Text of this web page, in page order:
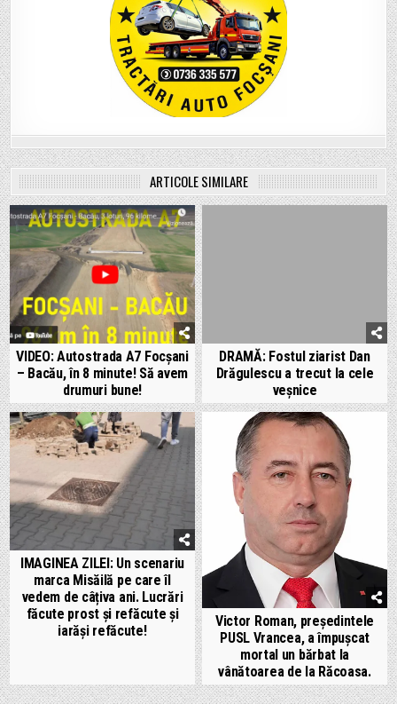
ARTICOLE SIMILARE
VIDEO: Autostrada A7 Focșani
– Bacău, în 8 minute! Să avem
drumuri bune!
DRAMĂ: Fostul ziarist Dan
Drăgulescu a trecut la cele
veșnice
IMAGINEA ZILEI: Un scenariu
marca Misăilă pe care îl
vedem de câțiva ani. Lucrări
făcute prost și refăcute și
iarăși refăcute!
Victor Roman, președintele
PUSL Vrancea, a împușcat
mortal un bărbat la
vânătoarea de la Răcoasa.